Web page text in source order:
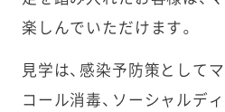
楽しんでいただけます。
見学は、感染予防策として
コール消毒、ソーシャルデ